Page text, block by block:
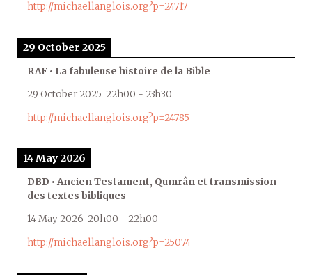
http://michaellanglois.org?p=24717
29 October 2025
RAF • La fabuleuse histoire de la Bible
29 October 2025 22h00 - 23h30
http://michaellanglois.org?p=24785
14 May 2026
DBD • Ancien Testament, Qumrân et transmission
des textes bibliques
14 May 2026 20h00 - 22h00
http://michaellanglois.org?p=25074